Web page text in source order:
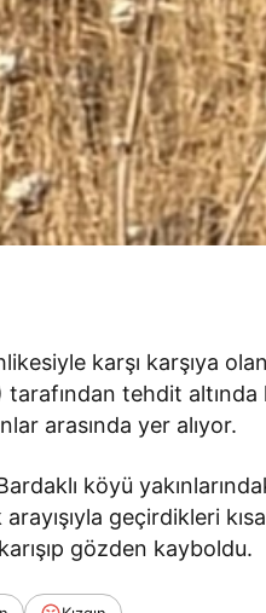
karşı karşıya
tarafından tehdit
arasında yer alıyor.
köyü
geçirdikleri
gözden kayboldu.